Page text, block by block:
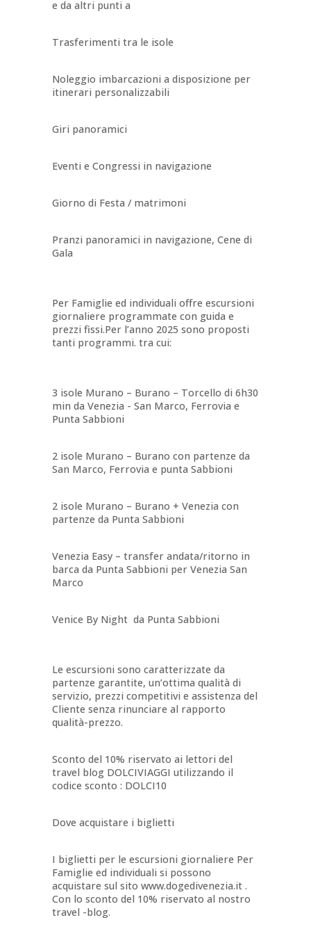
e da altri punti a
Trasferimenti tra le isole
Noleggio imbarcazioni a disposizione per
itinerari personalizzabili
Giri panoramici
Eventi e Congressi in navigazione
Giorno di Festa / matrimoni
Pranzi panoramici in navigazione, Cene di
Gala
Per Famiglie ed individuali offre escursioni
giornaliere programmate con guida e
prezzi fissi.Per l’anno 2025 sono proposti
tanti programmi. tra cui:
3 isole Murano – Burano – Torcello di 6h30
min da Venezia - San Marco, Ferrovia e
Punta Sabbioni
2 isole Murano – Burano con partenze da
San Marco, Ferrovia e punta Sabbioni
2 isole Murano – Burano + Venezia con
partenze da Punta Sabbioni
Venezia Easy – transfer andata/ritorno in
barca da Punta Sabbioni per Venezia San
Marco
Venice By Night da Punta Sabbioni
Le escursioni sono caratterizzate da
partenze garantite, un’ottima qualità di
servizio, prezzi competitivi e assistenza del
Cliente senza rinunciare al rapporto
qualità-prezzo.
Sconto del 10% riservato ai lettori del
travel blog DOLCIVIAGGI utilizzando il
codice sconto : DOLCI10
Dove acquistare i biglietti
I biglietti per le escursioni giornaliere Per
Famiglie ed individuali si possono
acquistare sul sito www.dogedivenezia.it .
Con lo sconto del 10% riservato al nostro
travel -blog.